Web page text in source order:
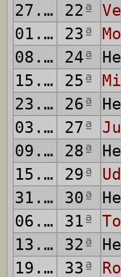
27.01.2025
22ª
01.02.2025
23ª
08.02.2025
24ª
15.02.2025
25ª
23.02.2025
26ª
03.03.2025
27ª
09.03.2025
28ª
15.03.2025
29ª
31.03.2025
30ª
06.04.2025
31ª
13.04.2025
32ª
19.04.2025
33ª